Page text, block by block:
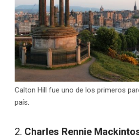
Calton Hill fue uno de los primeros
país.
2. Charles Rennie